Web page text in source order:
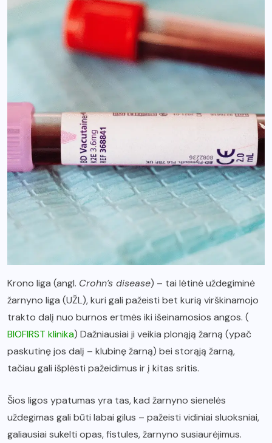
Krono liga (angl. Crohn’s disease) – tai lėtinė uždegiminė
žarnyno liga (UŽL), kuri gali pažeisti bet kurią virškinamojo
trakto dalį nuo burnos ertmės iki išeinamosios angos. (
BIOFIRST klinika) Dažniausiai ji veikia plonąją žarną (ypač
paskutinę jos dalį – klubinę žarną) bei storąją žarną,
tačiau gali išplėsti pažeidimus ir į kitas sritis.
Šios ligos ypatumas yra tas, kad žarnyno sienelės
uždegimas gali būti labai gilus – pažeisti vidiniai sluoksniai,
galiausiai sukelti opas, fistules, žarnyno susiaurėjimus.